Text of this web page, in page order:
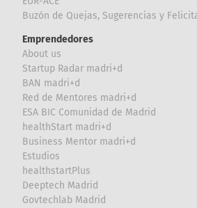
Buzón de Quejas, Sugerencias y
Emprendedores
About us
Startup Radar madri+d
BAN madri+d
Red de Mentores madri+d
ESA BIC Comunidad de Madrid
healthStart madri+d
Business Mentor madri+d
Estudios
healthstartPlus
Deeptech Madrid
Govtechlab Madrid